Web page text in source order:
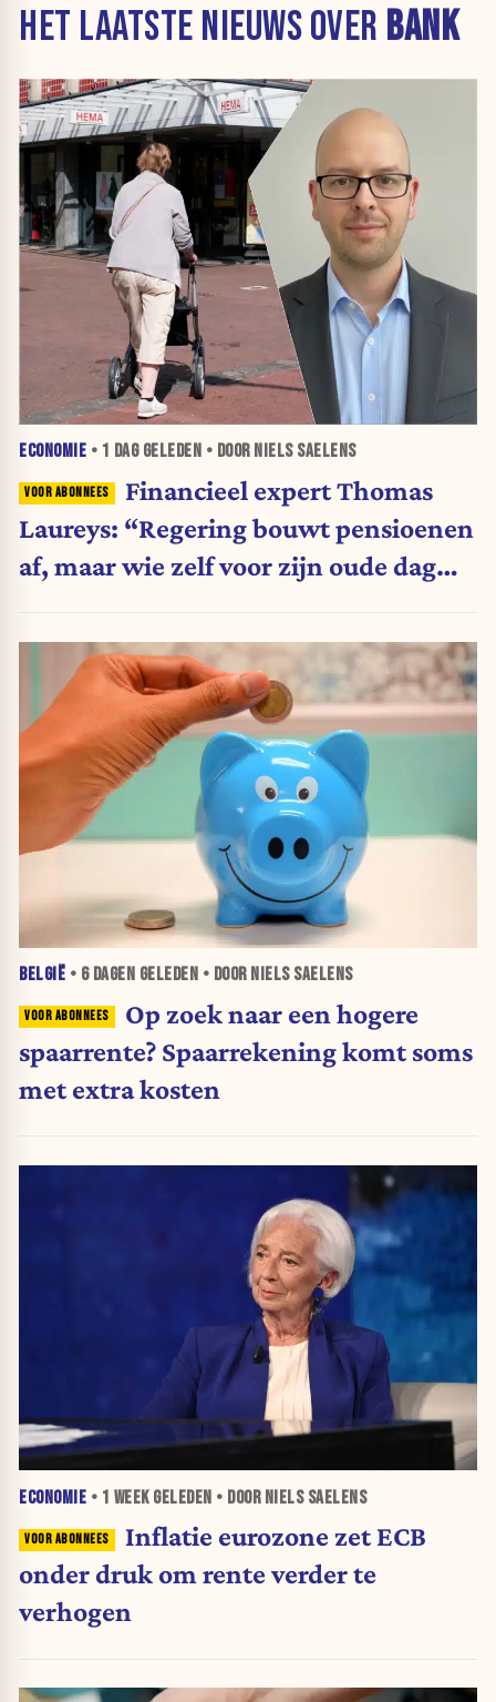
HET LAATSTE NIEUWS OVER BANK
ECONOMIE • 1 DAGGELEDEN • DOOR NIELS SAELENS
Financieel expert Thomas
Laureys: “Regering bouwt pensioenen
af, maar wie zelf voor zijn oude dag
BELGIË • 6 DAGEN GELEDEN • DOOR NIELS SAELENS
Op zoek naar een hogere
spaarrente? Spaarrekening komt soms
met extra kosten
ECONOMIE • 1 WEEKGELEDEN • DOOR NIELS SAELENS
Inflatie eurozone zet ECB
onder druk om rente verder te
verhogen